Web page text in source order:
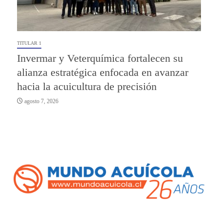
TITULAR 1
Invermar y Veterquímica fortalecen su
alianza estratégica enfocada en avanzar
hacia la acuicultura de precisión
agosto 7, 2026